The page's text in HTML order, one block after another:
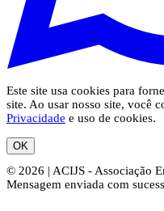
Este site usa cookies para
site. Ao usar nosso site, você
Privacidade e uso de cookies.
OK
© 2026 | ACIJS - Associação
Mensagem enviada com